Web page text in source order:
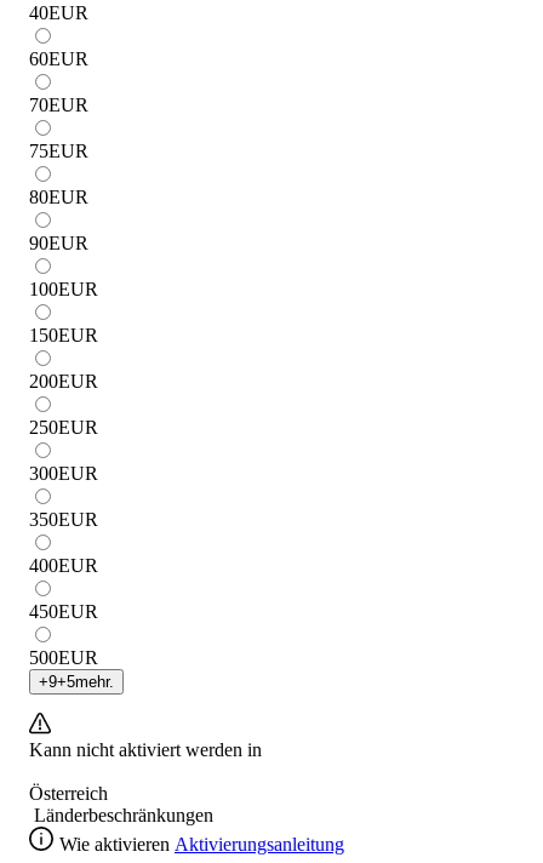
40EUR
60EUR
70EUR
75EUR
80EUR
90EUR
100EUR
150EUR
200EUR
250EUR
300EUR
350EUR
400EUR
450EUR
500EUR
+9+5mehr.
Kann nicht aktiviert werden in
Österreich
Länderbeschränkungen
Wie aktivieren Aktivierungsanleitung